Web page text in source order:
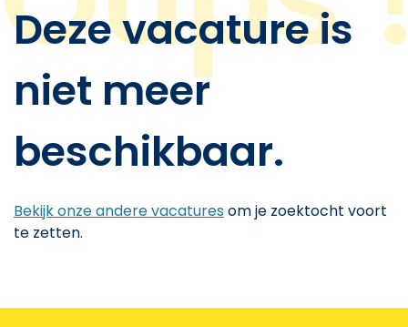
Deze vacature is
niet meer
beschikbaar.
Bekijk onze andere vacaturesom je zoektocht voort
te zetten.